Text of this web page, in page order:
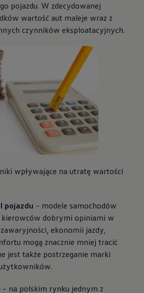
pojazdu. W zdecydowanej
wartość aut maleje wraz z
czynników eksploatacyjnych.
wpływające na utratę wartości
pojazdu – modele samochodów
kierowców dobrymi opiniami w
ekonomii jazdy,
mogą znacznie mniej tracić
jest także postrzeganie marki
– na polskim rynku jednym z